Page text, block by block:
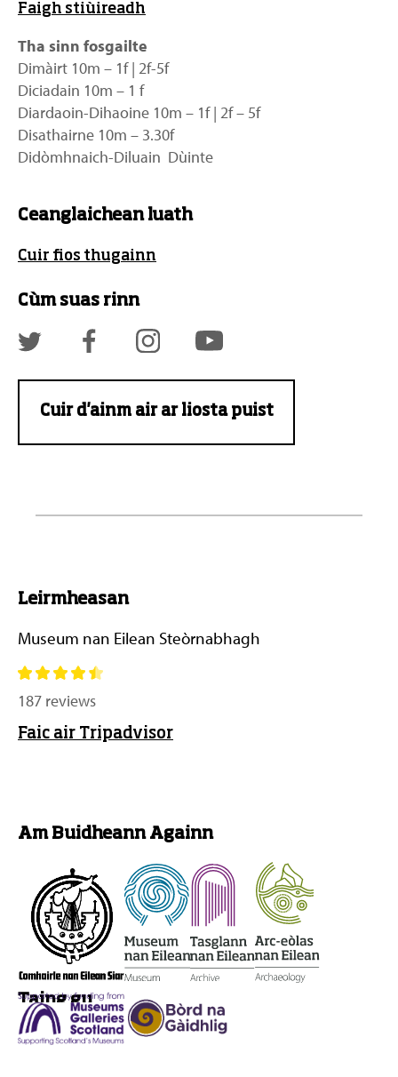
Faigh stiùireadh
Tha sinn fosgailte
Dimàirt 10m – 1f | 2f-5f
Diciadain 10m – 1 f
Diardaoin-Dihaoine 10m – 1f | 2f – 5f
Disathairne 10m – 3.30f
Didòmhnaich-Diluain Dùinte
Ceanglaichean luath
Cuir fios thugainn
Cùm suas rinn
Cuir d'ainm air ar liosta puist
Leirmheasan
Museum nan Eilean Steòrnabhagh
187 reviews
Faic air Tripadvisor
Am Buidheann Againn
Taing gu